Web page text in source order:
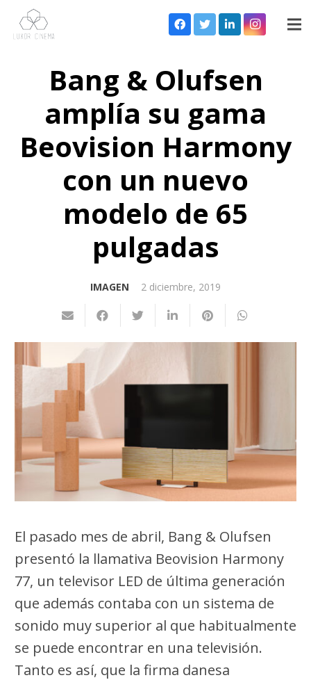
Bang & Olufsen
amplía su gama
Beovision Harmony
con un nuevo
modelo de 65
pulgadas
IMAGEN 2 diciembre, 2019
El pasado mes de abril, Bang & Olufsen
presentó la llamativa Beovision Harmony
77, un televisor LED de última generación
que además contaba con un sistema de
sonido muy superior al que habitualmente
se puede encontrar en una televisión.
Tanto es así, que la firma danesa